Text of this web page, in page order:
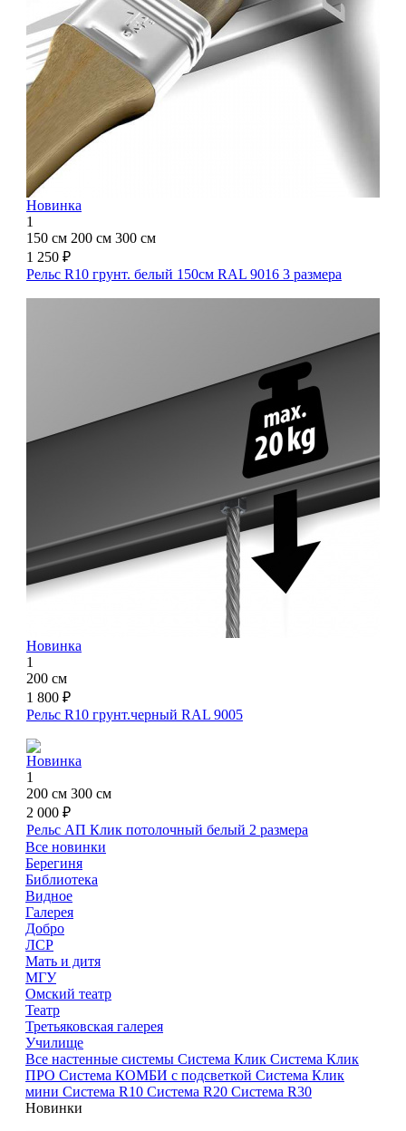
Новинка
1
150 см 200 см 300 см
1 250 ₽
Рельс R10 грунт. белый 150см RAL 9016 3 размера
Новинка
1
200 см
1 800 ₽
Рельс R10 грунт.черный RAL 9005
Новинка
1
200 см 300 см
2 000 ₽
Рельс АП Клик потолочный белый 2 размера
Все новинки
Берегиня
Библиотека
Видное
Галерея
Добро
ЛСР
Мать и дитя
МГУ
Омский театр
Театр
Третьяковская галерея
Училище
Все настенные системы Система Клик Система Клик
ПРО Система КОМБИ с подсветкой Система Клик
мини Система R10 Система R20 Система R30
Новинки